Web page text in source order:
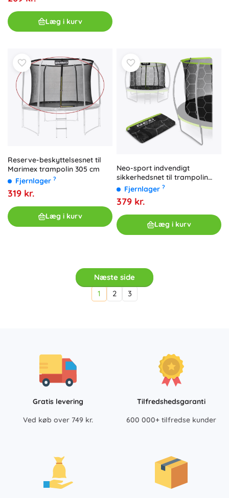
Læg i kurv
Reserve-beskyttelsesnet til
Marimex trampolin 305 cm
Fjernlager ?
319 kr.
Læg i kurv
Neo-sport indvendigt
sikkerhedsnet til trampolin
252 cm (8 ft) til 6 stolper
Fjernlager ?
379 kr.
Læg i kurv
Næste side
1
2 3
Gratis levering
Ved køb over 749 kr.
Tilfredshedsgaranti
600 000+ tilfredse kunder